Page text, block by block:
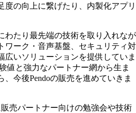
度の向上に繋げたり、内製化アプリ
わたり最先端の技術を取り入れなが
ワーク・音声基盤、セキュリティ対
広いソリューションを提供していま
値と強力なパートナー網から生ま
今後Pendoの販売を進めていきま
売パートナー向けの勉強会や技術